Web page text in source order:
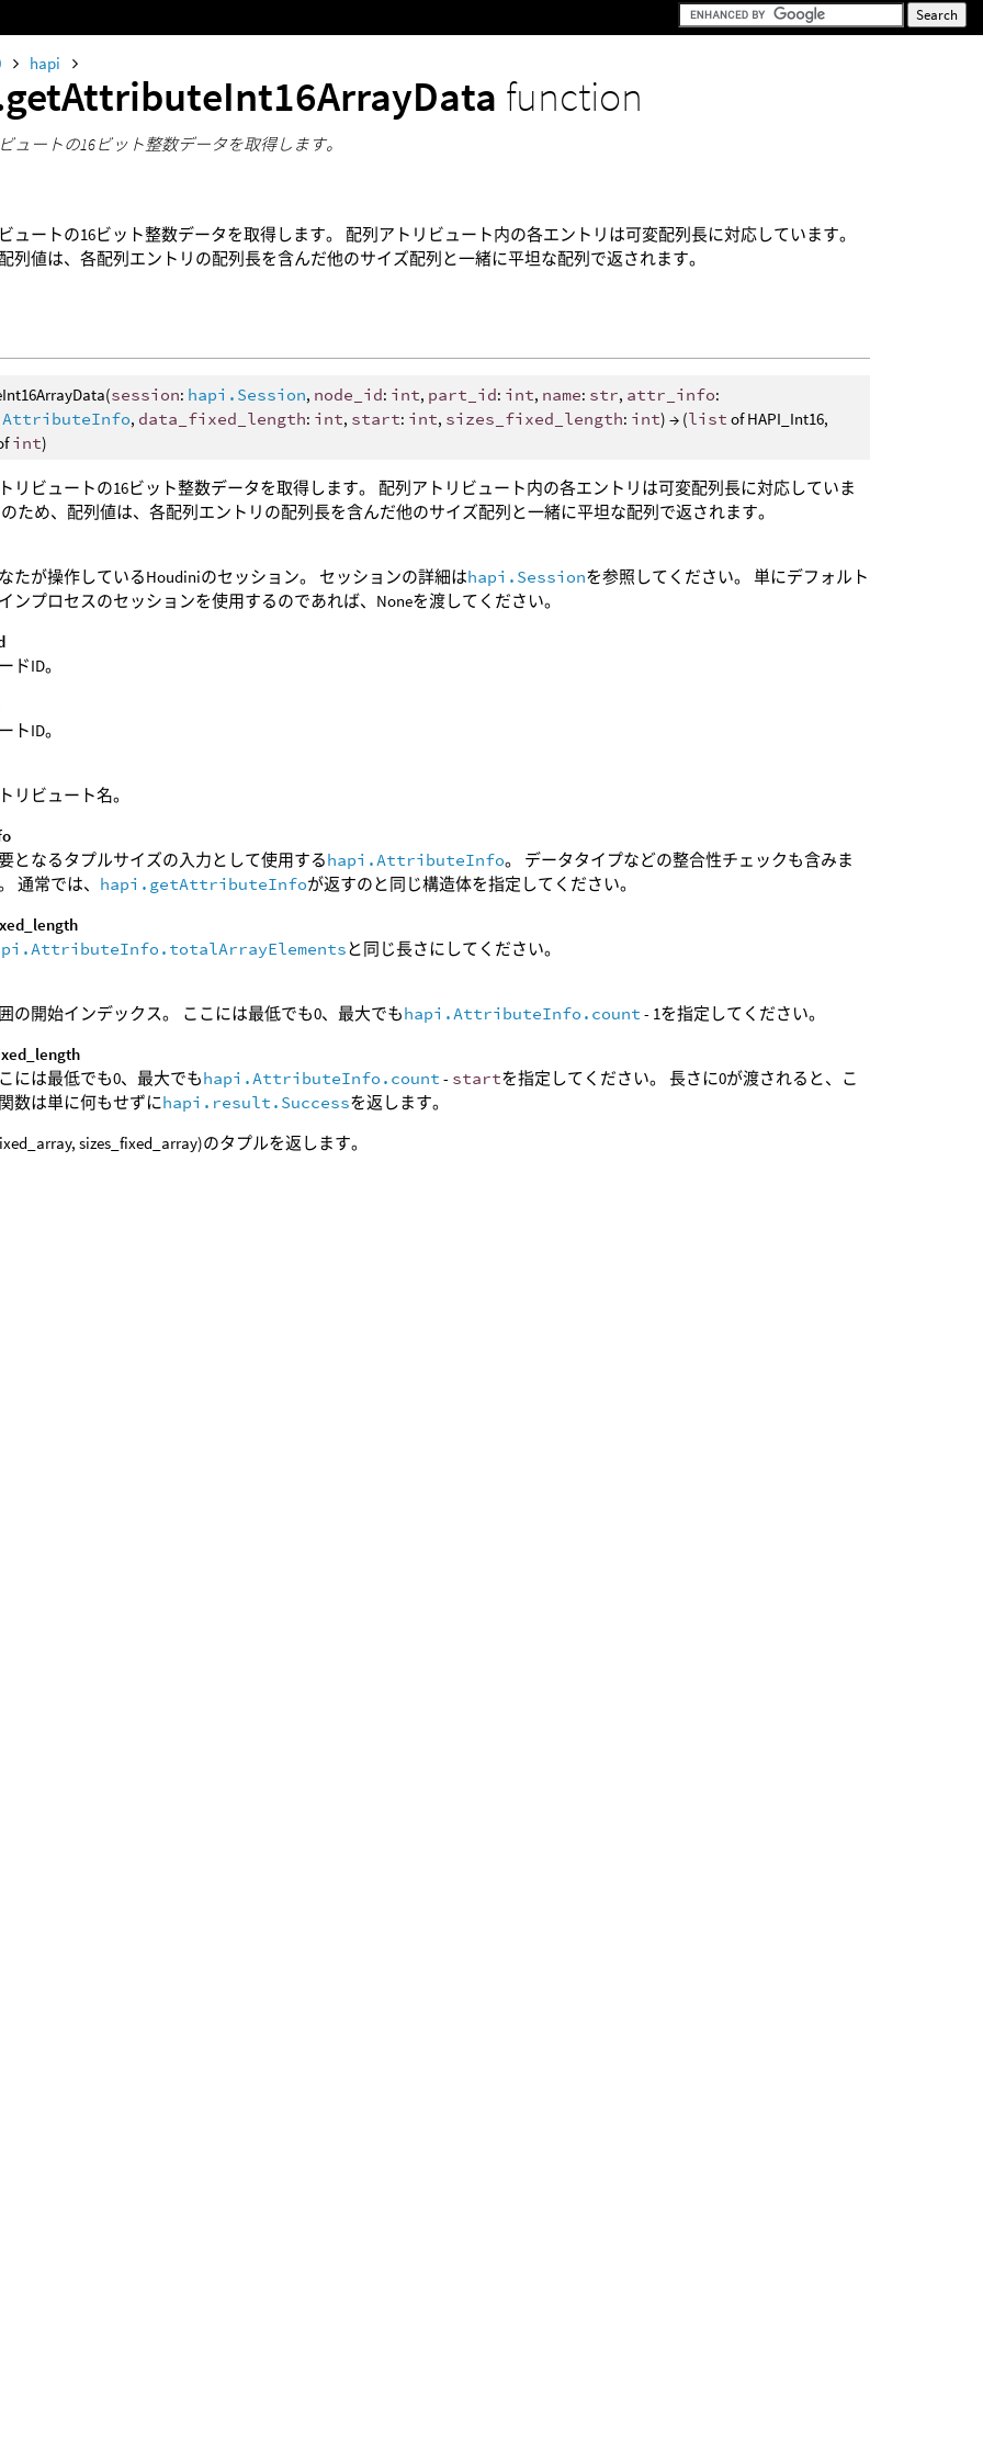
hapi
function
ュートの16ビット整数データを取得します。
ュートの16ビット整数データを取得します。 配列アトリビュート内の各エントリは可変配列長に対応しています。
列値は、各配列エントリの配列長を含んだ他のサイズ配列と一緒に平坦な配列で返されます。
session: hapi.Session, node_id: int, part_id: int, name: str, attr_info:
, data_fixed_length: int, start: int, sizes_fixed_length: int) → (list of HAPI_Int16,
int)
リビュートの16ビット整数データを取得します。 配列アトリビュート内の各エントリは可変配列長に対応していま
ため、配列値は、各配列エントリの配列長を含んだ他のサイズ配列と一緒に平坦な配列で返されます。
たが操作しているHoudiniのセッション。 セッションの詳細はhapi.Sessionを参照してください。 単にデフォルト
ンプロセスのセッションを使用するのであれば、Noneを渡してください。
ドID。
トID。
リビュート名。
となるタプルサイズの入力として使用するhapi.AttributeInfo。 データタイプなどの整合性チェックも含みま
通常では、 hapi.getAttributeInfoが返すのと同じ構造体を指定してください。
と同じ長さにしてください。
の開始インデックス。 ここには最低でも0、最大でもhapi.AttributeInfo.count - 1を指定してください。
には最低でも0、最大でもhapi.AttributeInfo.count - startを指定してください。 長さに0が渡されると、こ
数は単に何もせずにhapi.result.Successを返します。
sizes_fixed_array)のタプルを返します。